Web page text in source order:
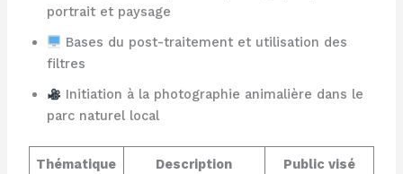
portrait et paysage
Bases du post-traitement et utilisation des
filtres
Initiation à la photographie animalière dans le
parc naturel local
Thématique Description Public visé